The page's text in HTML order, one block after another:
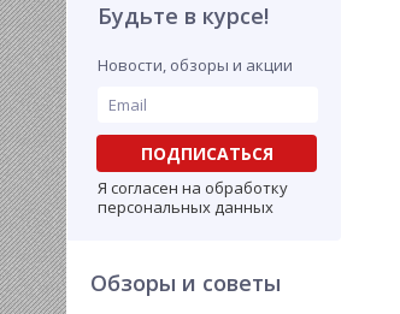
Будьте в курсе!
Новости, обзоры и акции
ПОДПИСАТЬСЯ
Я согласен на обработку
персональных данных
Обзоры и советы